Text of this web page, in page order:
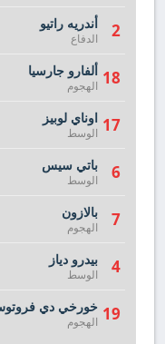
2 أندريه راتيو
الدفاع
18 ألفارو جارسيا
الهجوم
17 اوناي لوبيز
الوسط
6 باتي سيس
الوسط
7 بالازون
الهجوم
4 بيدرو دياز
الوسط
19 خورخي دي
الهجوم